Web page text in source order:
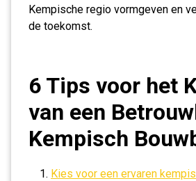
Kempische regio vormgeven en
de toekomst.
6 Tips voor het
van een
Kempisch
Kies voor een ervaren